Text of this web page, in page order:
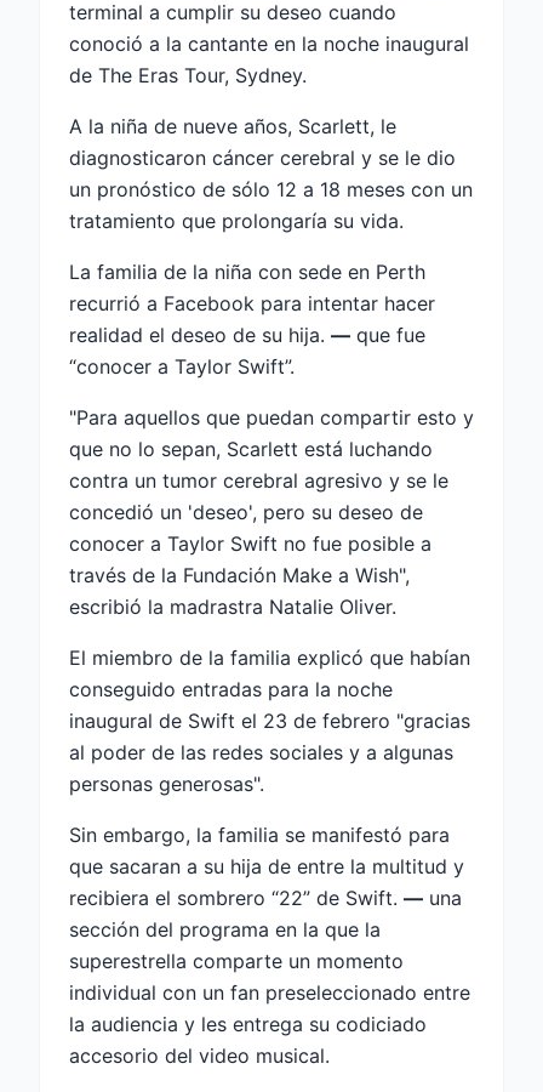
terminal a cumplir su deseo cuando
conoció a la cantante en la noche inaugural
de The Eras Tour, Sydney.
A la niña de nueve años, Scarlett, le
diagnosticaron cáncer cerebral y se le dio
un pronóstico de sólo 12 a 18 meses con un
tratamiento que prolongaría su vida.
La familia de la niña con sede en Perth
recurrió a Facebook para intentar hacer
realidad el deseo de su hija. — que fue
“conocer a Taylor Swift”.
"Para aquellos que puedan compartir esto y
que no lo sepan, Scarlett está luchando
contra un tumor cerebral agresivo y se le
concedió un 'deseo', pero su deseo de
conocer a Taylor Swift no fue posible a
través de la Fundación Make a Wish",
escribió la madrastra Natalie Oliver.
El miembro de la familia explicó que habían
conseguido entradas para la noche
inaugural de Swift el 23 de febrero "gracias
al poder de las redes sociales y a algunas
personas generosas".
Sin embargo, la familia se manifestó para
que sacaran a su hija de entre la multitud y
recibiera el sombrero “22” de Swift. — una
sección del programa en la que la
superestrella comparte un momento
individual con un fan preseleccionado entre
la audiencia y les entrega su codiciado
accesorio del video musical.